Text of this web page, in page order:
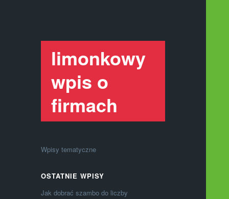
limonkowy
wpis o
firmach
Wpisy tematyczne
OSTATNIE WPISY
Jak dobrać szambo do liczby